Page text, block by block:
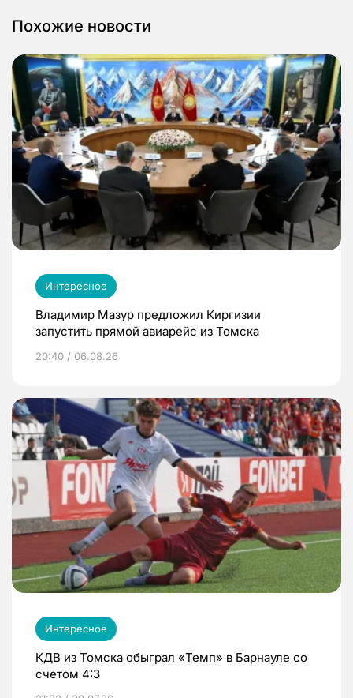
Похожие новости
Интересное
Владимир Мазур предложил Киргизии
запустить прямой авиарейс из Томска
20:40 / 06.08.26
Интересное
КДВ из Томска обыграл «Темп» в Барнауле со
счетом 4:3